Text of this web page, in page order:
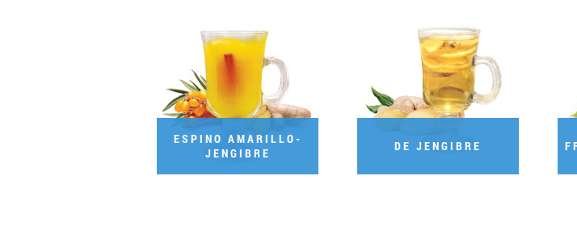
ESPINO AMARILLO-
JENGIBRE
DE JENGIBRE